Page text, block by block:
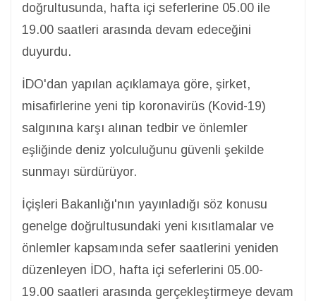
doğrultusunda, hafta içi seferlerine 05.00 ile
19.00 saatleri arasında devam edeceğini
duyurdu.
İDO'dan yapılan açıklamaya göre, şirket,
misafirlerine yeni tip koronavirüs (Kovid-19)
salgınına karşı alınan tedbir ve önlemler
eşliğinde deniz yolculuğunu güvenli şekilde
sunmayı sürdürüyor.
İçişleri Bakanlığı'nın yayınladığı söz konusu
genelge doğrultusundaki yeni kısıtlamalar ve
önlemler kapsamında sefer saatlerini yeniden
düzenleyen İDO, hafta içi seferlerini 05.00-
19.00 saatleri arasında gerçekleştirmeye devam